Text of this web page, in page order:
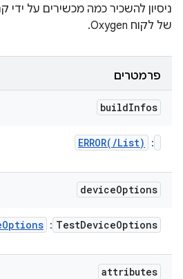
ניסיון להשכיר כמה מכשירים על ידי
של לקוח Oxygen.
פרמטרים
buildInfos
:
ERROR( /List)
deviceOptions
TestDeviceOptions
:
Options
attributes